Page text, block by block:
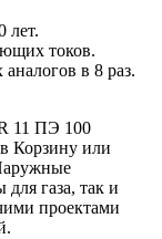
лет.
токов.
в 8 раз.
11 ПЭ 100
Корзину или
газа, так и
проектами